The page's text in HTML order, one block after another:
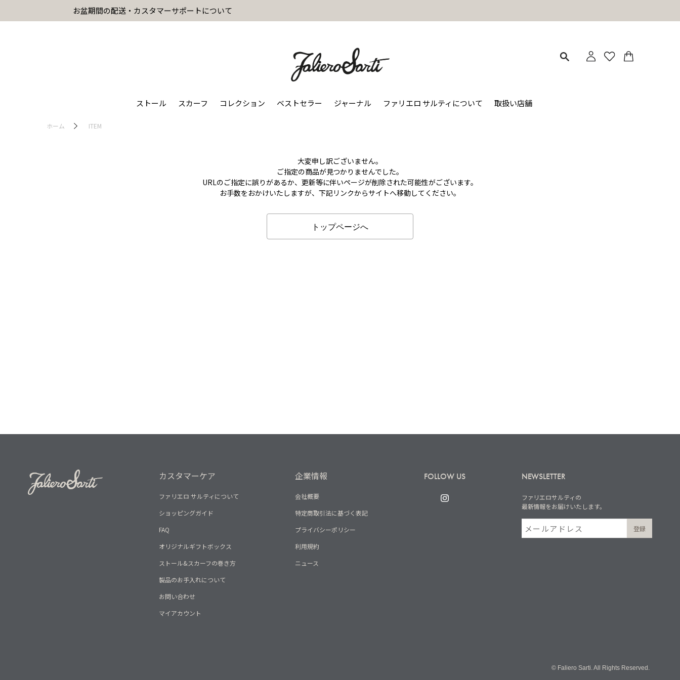
お盆期間の配送・カスタマーサポートについて
ストール スカーフ コレクション ベストセラー ジャーナル ファリエロ サルティについて 取扱い店舗
ホーム ITEM
大変申し訳ございません。
ご指定の商品が見つかりませんでした。
URLのご指定に誤りがあるか、更新等に伴いページが削除された可能性がございます。
お手数をおかけいたしますが、下記リンクからサイトへ移動してください。
トップページへ
カスタマーケア
ファリエロ サルティについて
ショッピングガイド
FAQ
オリジナルギフトボックス
ストール&スカーフの巻き方
製品のお手入れについて
お問い合わせ
マイアカウント
企業情報
会社概要
特定商取引法に基づく表記
プライバシーポリシー
利用規約
ニュース
FOLLOW US NEWSLETTER
ファリエロサルティの
最新情報をお届けいたします。
© Faliero Sarti. All Rights Reserved.